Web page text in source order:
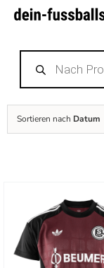
Zum
springen
Products
search
Sortieren nach Datum